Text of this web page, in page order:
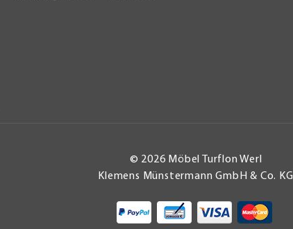
© 2026 Möbel Turflon Werl
Klemens Münstermann GmbH & Co. KG